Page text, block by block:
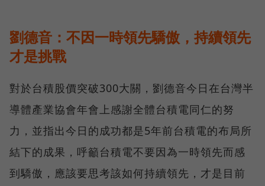
劉德音：不因一時領先驕傲，持續領先
才是挑戰
對於台積股價突破300大關，劉德音今日在台灣半
導體產業協會年會上感謝全體台積電同仁的努
力，並指出今日的成功都是5年前台積電的布局所
結下的成果，呼籲台積電不要因為一時領先而感
到驕傲，應該要思考該如何持續領先，才是目前